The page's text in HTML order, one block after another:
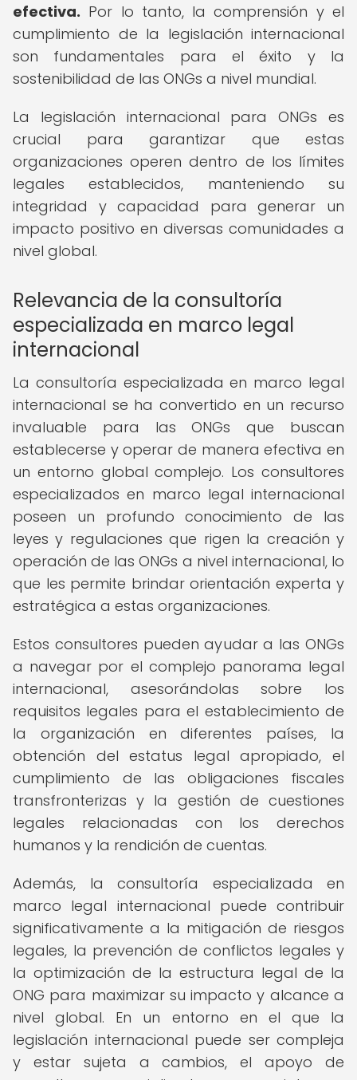
efectiva. Por lo tanto, la comprensión y el
cumplimiento de la legislación internacional
son fundamentales para el éxito y la
sostenibilidad de las ONGs a nivel mundial.
La legislación internacional para ONGs es
crucial para garantizar que estas
organizaciones operen dentro de los límites
legales establecidos, manteniendo su
integridad y capacidad para generar un
impacto positivo en diversas comunidades a
nivel global.
Relevancia de la consultoría
especializada en marco legal
internacional
La consultoría especializada en marco legal
internacional se ha convertido en un recurso
invaluable para las ONGs que buscan
establecerse y operar de manera efectiva en
un entorno global complejo. Los consultores
especializados en marco legal internacional
poseen un profundo conocimiento de las
leyes y regulaciones que rigen la creación y
operación de las ONGs a nivel internacional, lo
que les permite brindar orientación experta y
estratégica a estas organizaciones.
Estos consultores pueden ayudar a las ONGs
a navegar por el complejo panorama legal
internacional, asesorándolas sobre los
requisitos legales para el establecimiento de
la organización en diferentes países, la
obtención del estatus legal apropiado, el
cumplimiento de las obligaciones fiscales
transfronterizas y la gestión de cuestiones
legales relacionadas con los derechos
humanos y la rendición de cuentas.
Además, la consultoría especializada en
marco legal internacional puede contribuir
significativamente a la mitigación de riesgos
legales, la prevención de conflictos legales y
la optimización de la estructura legal de la
ONG para maximizar su impacto y alcance a
nivel global. En un entorno en el que la
legislación internacional puede ser compleja
y estar sujeta a cambios, el apoyo de